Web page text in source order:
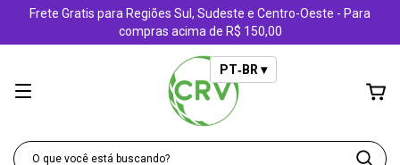
Frete Gratis para Regiões Sul, Sudeste e Centro-Oeste - Para
compras acima de R$ 150,00
PT‑BR ▾